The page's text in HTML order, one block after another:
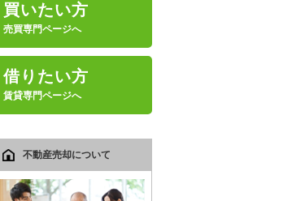
買いたい方
売買専門ページへ
借りたい方
賃貸専門ページへ
不動産売却について